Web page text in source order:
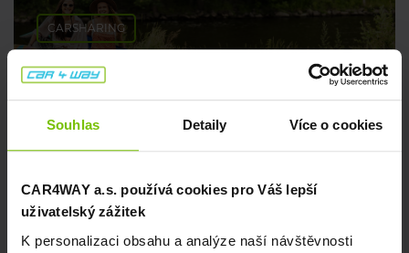
Souhlas Detaily Více o cookies
CAR4WAY a.s. používá cookies pro Váš lepší
uživatelský zážitek
K personalizaci obsahu a analýze naší návštěvnosti
CARSHARING
Tipy na pohodové koupání 💦
8. července 2026